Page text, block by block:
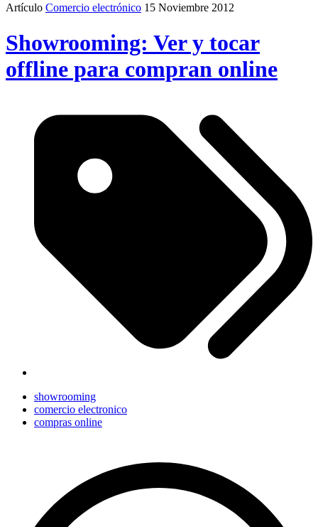
Artículo Comercio electrónico 15 Noviembre 2012
Showrooming: Ver y tocar
offline para compran online
showrooming
comercio electronico
compras online